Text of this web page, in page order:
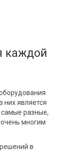
каждой
них является
разные,
многим
в